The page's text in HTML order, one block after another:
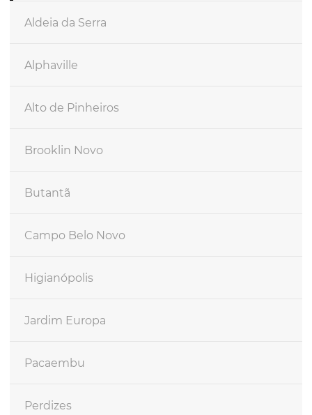
Aldeia da Serra
Alphaville
Alto de Pinheiros
Brooklin Novo
Butantã
Campo Belo Novo
Higianópolis
Jardim Europa
Pacaembu
Perdizes